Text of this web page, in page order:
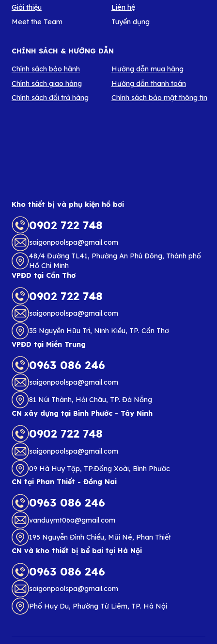
Giới thiệu
Meet the Team
Liên hệ
Tuyển dụng
CHÍNH SÁCH & HƯỚNG DẪN
Chính sách bảo hành
Chính sách giao hàng
Chính sách đổi trả hàng
Hướng dẫn mua hàng
Hướng dẫn thanh toán
Chính sách bảo mật thông tin
Kho thiết bị và phụ kiện hồ bơi
0902 722 748
saigonpoolspa@gmail.com
48/4 Đường TL41, Phường An Phú Đông, Thành phố
Hồ Chí Minh
VPĐD tại Cần Thơ
0902 722 748
saigonpoolspa@gmail.com
35 Nguyễn Hữu Trí, Ninh Kiều, TP. Cần Thơ
VPĐD tại Miền Trung
0963 086 246
saigonpoolspa@gmail.com
81 Núi Thành, Hải Châu, TP. Đà Nẵng
CN xây dựng tại Bình Phước - Tây Ninh
0902 722 748
saigonpoolspa@gmail.com
09 Hà Huy Tập, TP.Đồng Xoài, Bình Phước
CN tại Phan Thiết - Đồng Nai
0963 086 246
vanduymt06a@gmail.com
195 Nguyễn Đình Chiểu, Mũi Né, Phan Thiết
CN và kho thiết bị bể bơi tại Hà Nội
0963 086 246
saigonpoolspa@gmail.com
Phố Huy Du, Phường Từ Liêm, TP. Hà Nội